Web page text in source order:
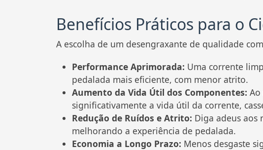
Benefícios Práticos para o
A escolha de um desengraxante de qualidade
Performance Aprimorada: Uma corrente
pedalada mais eficiente, com menor atrito.
Aumento da Vida Útil dos Componentes:
significativamente a vida útil da corrente,
Redução de Ruídos e Atrito: Diga adeus aos
melhorando a experiência de pedalada.
Economia a Longo Prazo: Menos desgaste